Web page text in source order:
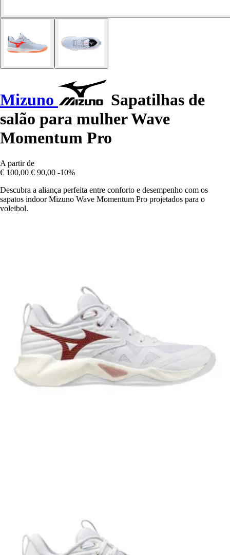
Mizuno
Sapatilhas de
salão para mulher Wave
Momentum Pro
A partir de
€ 100,00 € 90,00 -10%
Descubra a aliança perfeita entre conforto e desempenho com os
sapatos indoor Mizuno Wave Momentum Pro projetados para o
voleibol.